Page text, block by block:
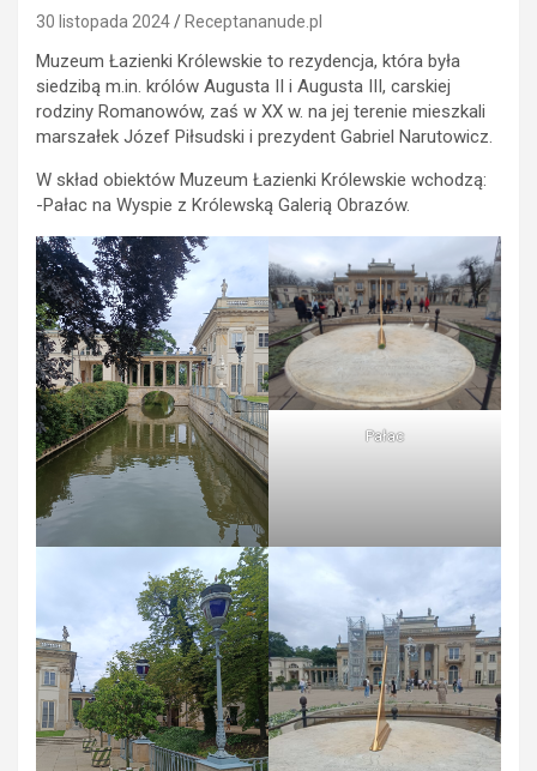
30 listopada 2024 Receptananude.pl
Muzeum Łazienki Królewskie to rezydencja, która była
siedzibą m.in. królów Augusta II i Augusta III, carskiej
rodziny Romanowów, zaś w XX w. na jej terenie mieszkali
marszałek Józef Piłsudski i prezydent Gabriel Narutowicz.
W skład obiektów Muzeum Łazienki Królewskie wchodzą:
-Pałac na Wyspie z Królewską Galerią Obrazów.
Pałac